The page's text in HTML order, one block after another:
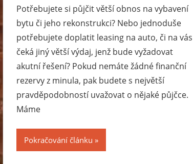
Potřebujete si půjčit větší obnos na vybavení
bytu či jeho rekonstrukci? Nebo jednoduše
potřebujete doplatit leasing na auto, či na vás
čeká jiný větší výdaj, jenž bude vyžadovat
akutní řešení? Pokud nemáte žádné finanční
rezervy z minula, pak budete s největší
pravděpodobností uvažovat o nějaké půjčce.
Máme
Pokračování článku